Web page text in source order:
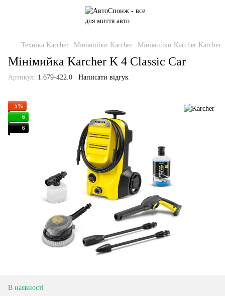
Техніка Karcher Мінімийки Karcher Мінімийки Karcher Karcher
Мінімийка Karcher K 4 Classic Car
Артикул: 1.679-422.0 Написати відгук
−5%
6
6
В наявності